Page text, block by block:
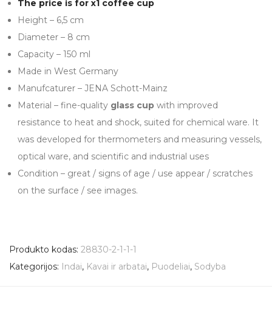
The price is for x1 coffee cup
Height – 6,5 cm
Diameter – 8 cm
Capacity – 150 ml
Made in West Germany
Manufcaturer – JENA Schott-Mainz
Material – fine-quality glass cup with improved
resistance to heat and shock, suited for chemical ware. It
was developed for thermometers and measuring vessels,
optical ware, and scientific and industrial uses
Condition – great / signs of age / use appear / scratches
on the surface / see images.
Produkto kodas: 28830-2-1-1-1
Kategorijos: Indai, Kavai ir arbatai, Puodeliai, Sodyba